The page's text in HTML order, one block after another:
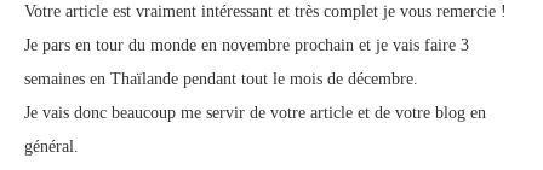
Votre article est vraiment intéressant et très complet je vous remercie !
Je pars en tour du monde en novembre prochain et je vais faire 3
semaines en Thaïlande pendant tout le mois de décembre.
Je vais donc beaucoup me servir de votre article et de votre blog en
général.